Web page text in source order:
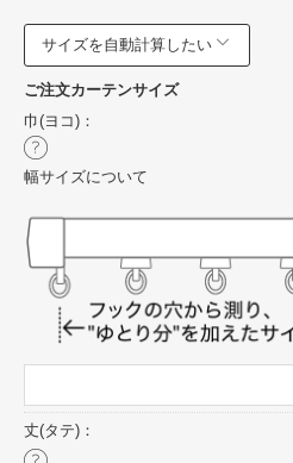
サイズを自動計算したい
ご注文カーテンサイズ
巾(ヨコ)：
幅サイズについて
丈(タテ)：